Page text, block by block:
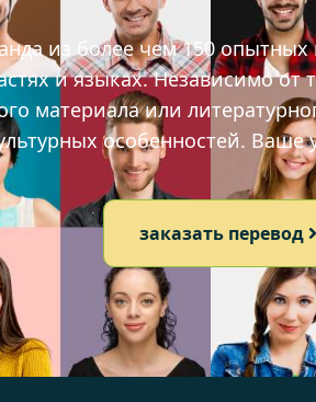
из более чем 150
и языках. Независимо от
материала или
особенностей.
заказать перевод